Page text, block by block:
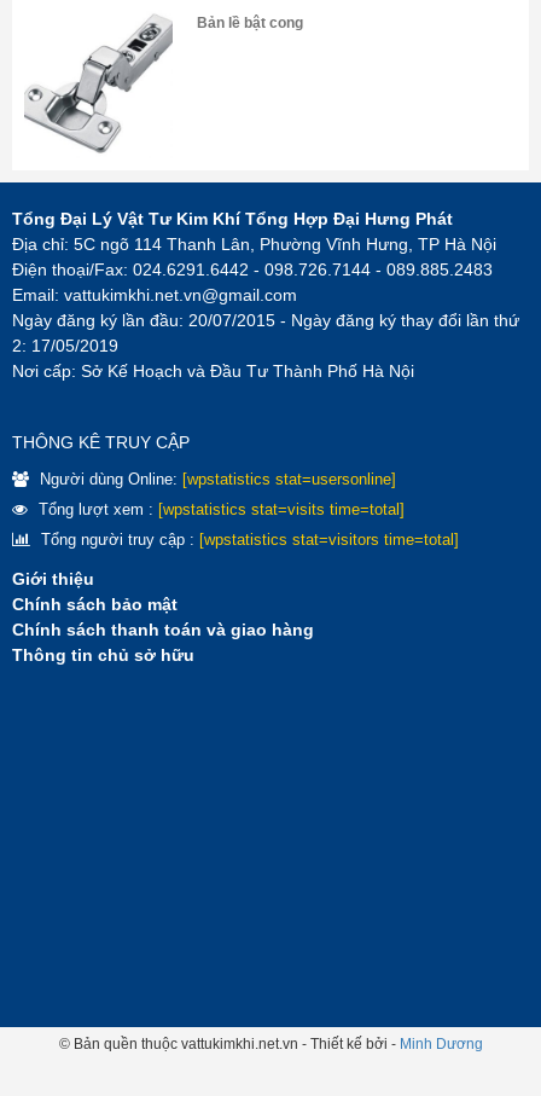
Bản lề bật cong
Tổng Đại Lý Vật Tư Kim Khí Tổng Hợp Đại Hưng Phát
Địa chỉ: 5C ngõ 114 Thanh Lân, Phường Vĩnh Hưng, TP Hà Nội
Điện thoại/Fax: 024.6291.6442 - 098.726.7144 - 089.885.2483
Email: vattukimkhi.net.vn@gmail.com
Ngày đăng ký lần đầu: 20/07/2015 - Ngày đăng ký thay đổi lần thứ
2: 17/05/2019
Nơi cấp: Sở Kế Hoạch và Đầu Tư Thành Phố Hà Nội
THÔNG KÊ TRUY CẬP
Người dùng Online: [wpstatistics stat=usersonline]
Tổng lượt xem : [wpstatistics stat=visits time=total]
Tổng người truy cập : [wpstatistics stat=visitors time=total]
Giới thiệu
Chính sách bảo mật
Chính sách thanh toán và giao hàng
Thông tin chủ sở hữu
© Bản quền thuộc vattukimkhi.net.vn - Thiết kế bởi - Minh Dương